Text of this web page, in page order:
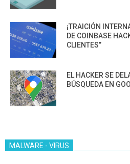
¡TRAICIÓN
DE COINBASE
CLIENTES”
EL HACKER SE
BÚSQUEDA EN
MALWARE - VIRUS